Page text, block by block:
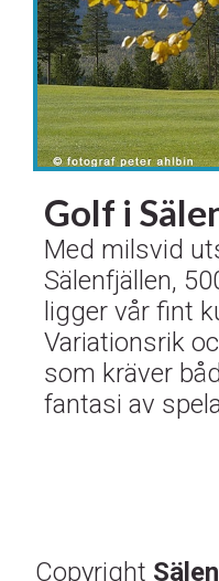
Golf i
Med milsvid
Sälenfjällen,
ligger vår fint
Variationsrik
som kräver
fantasi av
Copyright Sälen